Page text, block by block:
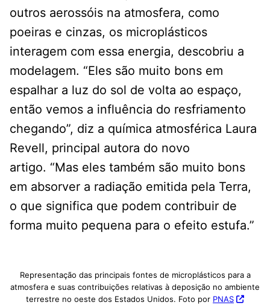
outros aerossóis na atmosfera, como
poeiras e cinzas, os microplásticos
interagem com essa energia, descobriu a
modelagem. “Eles são muito bons em
espalhar a luz do sol de volta ao espaço,
então vemos a influência do resfriamento
chegando”, diz a química atmosférica Laura
Revell, principal autora do novo
artigo. “Mas eles também são muito bons
em absorver a radiação emitida pela Terra,
o que significa que podem contribuir de
forma muito pequena para o efeito estufa.”
Representação das principais fontes de microplásticos para a
atmosfera e suas contribuições relativas à deposição no ambiente
terrestre no oeste dos Estados Unidos. Foto por PNAS